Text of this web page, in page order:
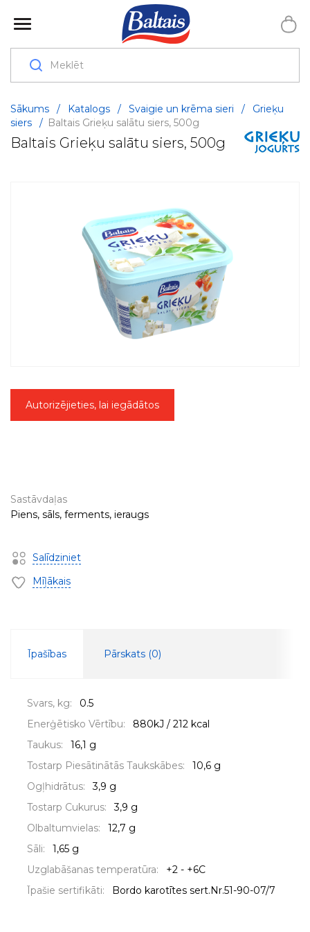
Sākums / Katalogs / Svaigie un krēma sieri /
Grieķu
siers
/ Baltais Grieķu salātu siers, 500g
Baltais Grieķu salātu siers, 500g
Autorizējieties, lai iegādātos
Sastāvdaļas
Piens, sāls, ferments, ieraugs
Salīdziniet
Mīļākais
Īpašības Pārskats (0)
Svars, kg:
0.5
Enerģētisko Vērtību:
880kJ / 212 kcal
Taukus:
16,1 g
Tostarp Piesātinātās Taukskābes:
10,6 g
Ogļhidrātus:
3,9 g
Tostarp Cukurus:
3,9 g
Olbaltumvielas:
12,7 g
Sāli:
1,65 g
Uzglabāšanas temperatūra:
+2 - +6C
Īpašie sertifikāti:
Bordo karotītes sert.Nr.51-90-07/7